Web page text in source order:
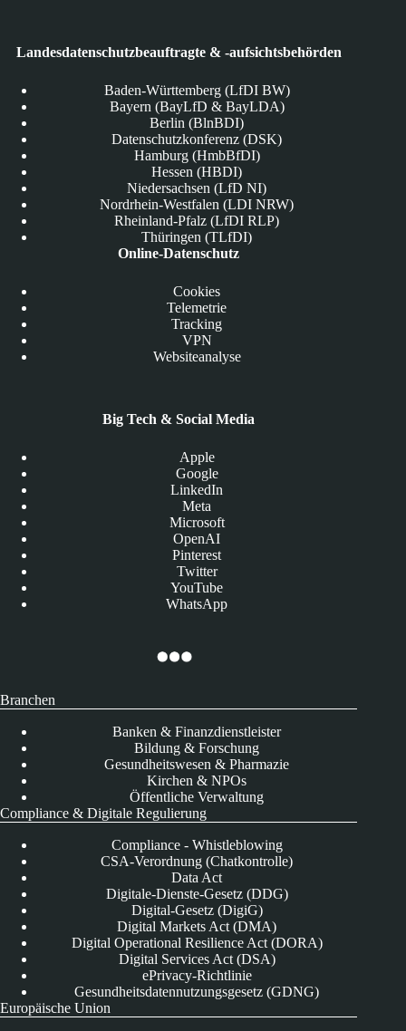
Landesdatenschutzbeauftragte & -aufsichtsbehörden
Baden-Württemberg (LfDI BW)
Bayern (BayLfD & BayLDA)
Berlin (BlnBDI)
Datenschutzkonferenz (DSK)
Hamburg (HmbBfDI)
Hessen (HBDI)
Niedersachsen (LfD NI)
Nordrhein-Westfalen (LDI NRW)
Rheinland-Pfalz (LfDI RLP)
Thüringen (TLfDI)
Online-Datenschutz
Cookies
Telemetrie
Tracking
VPN
Websiteanalyse
Big Tech & Social Media
Apple
Google
LinkedIn
Meta
Microsoft
OpenAI
Pinterest
Twitter
YouTube
WhatsApp
Branchen
Banken & Finanzdienstleister
Bildung & Forschung
Gesundheitswesen & Pharmazie
Kirchen & NPOs
Öffentliche Verwaltung
Compliance & Digitale Regulierung
Compliance - Whistleblowing
CSA-Verordnung (Chatkontrolle)
Data Act
Digitale-Dienste-Gesetz (DDG)
Digital-Gesetz (DigiG)
Digital Markets Act (DMA)
Digital Operational Resilience Act (DORA)
Digital Services Act (DSA)
ePrivacy-Richtlinie
Gesundheitsdatennutzungsgesetz (GDNG)
Europäische Union